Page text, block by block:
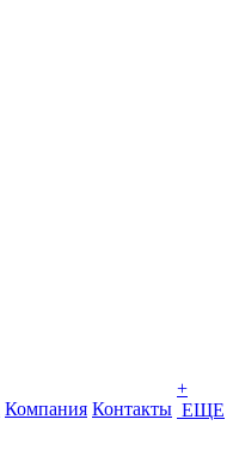
Компания Контакты
+
ЕЩЕ